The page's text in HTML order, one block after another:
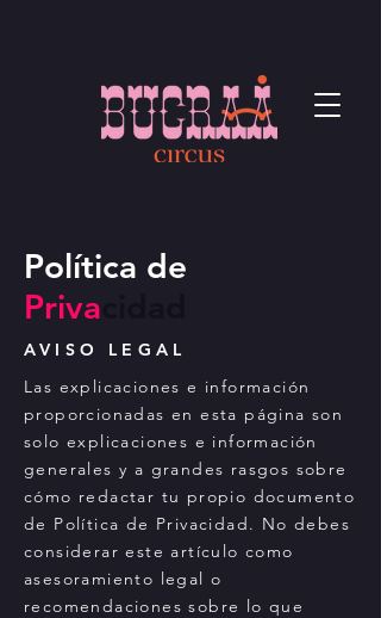
Política de
Priva
AVISO LEGAL
Las explicaciones e información
proporcionadas en esta página son
solo explicaciones e información
generales y a grandes rasgos sobre
cómo redactar tu propio documento
de Política de Privacidad. No debes
considerar este artículo como
asesoramiento legal o
recomendaciones sobre lo que